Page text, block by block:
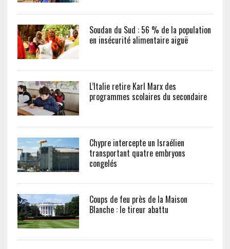
Soudan du Sud : 56 % de la population
en insécurité alimentaire aiguë
L’Italie retire Karl Marx des
programmes scolaires du secondaire
Chypre intercepte un Israélien
transportant quatre embryons
congelés
Coups de feu près de la Maison
Blanche : le tireur abattu